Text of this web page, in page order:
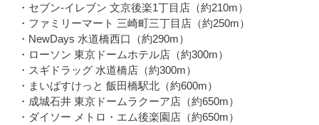
・セブン-イレブン 文京後楽1丁目店（約210m）
・ファミリーマート 三崎町三丁目店（約250m）
・NewDays 水道橋西口（約290m）
・ローソン 東京ドームホテル店（約300m）
・スギドラッグ 水道橋店（約300m）
・まいばすけっと 飯田橋駅北（約600m）
・成城石井 東京ドームラクーア店（約650m）
・ダイソー メトロ・エム後楽園店（約650m）